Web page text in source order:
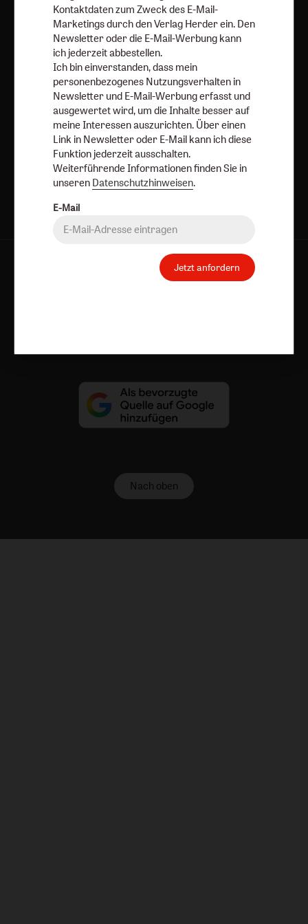
Newsletter oder E-Mail kann ich diese Funktion jederzeit
ausschalten.
Weiterführende Informationen finden Sie in unseren
Datenschutzhinweisen
AGB und Widerrufsbelehrung
Datenschutz
Nach oben
Kontaktdaten zum Zweck des E-Mail-
Marketings durch den Verlag Herder ein. Den
Newsletter oder die E-Mail-Werbung kann
ich jederzeit abbestellen.
Ich bin einverstanden, dass mein
personenbezogenes Nutzungsverhalten in
Newsletter und E-Mail-Werbung erfasst und
ausgewertet wird, um die Inhalte besser auf
meine Interessen auszurichten. Über einen
Link in Newsletter oder E-Mail kann ich diese
Funktion jederzeit ausschalten.
Weiterführende Informationen finden Sie in
unseren Datenschutzhinweisen.
E-Mail
Jetzt anfordern